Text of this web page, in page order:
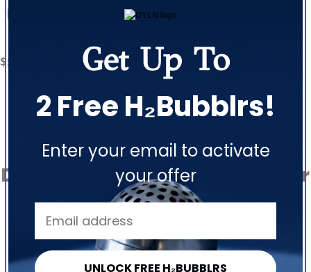
Botella DYLN de 40
Precio
$59.99
2066
reseñas
Deja que los clientes hablen por
nosotros
de 3248 reseñas
Get Up To
2 Free H₂Bubblrs!
Enter your email to activate
your offer
UNLOCK FREE H₂BUBBLRS